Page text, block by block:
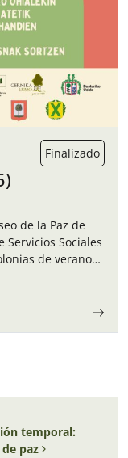
Finalizado
de la Paz de
Sociales
de verano
temporal:
de paz